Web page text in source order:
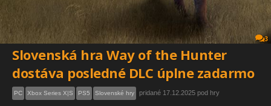
3
Slovenská hra Way of the Hunter
dostáva posledné DLC úplne zadarmo
PC Xbox Series X|S PS5 Slovenské hry pridané 17.12.2025 pod hry